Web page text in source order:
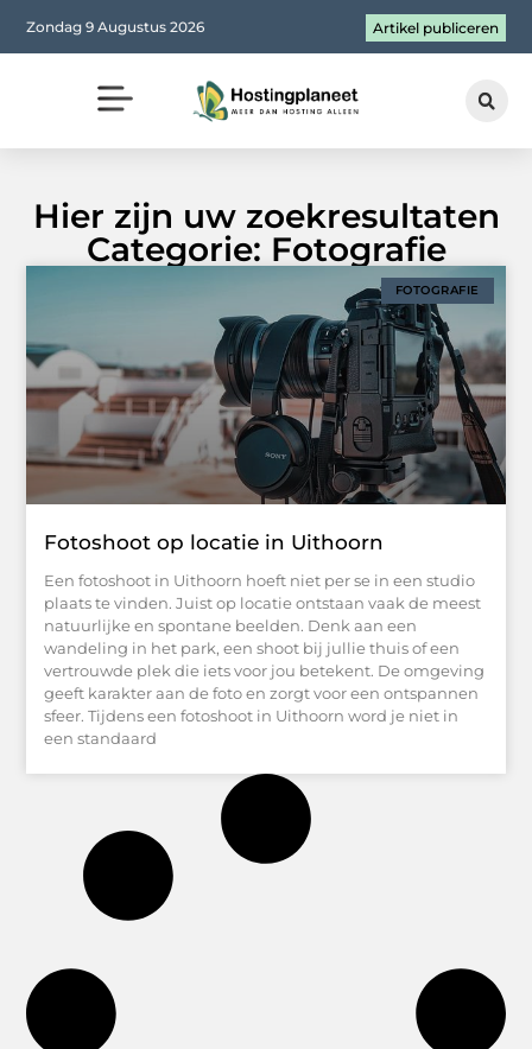
Zondag 9 Augustus 2026 Artikel publiceren
Hier zijn uw zoekresultaten
Categorie: Fotografie
FOTOGRAFIE
Fotoshoot op locatie in Uithoorn
Een fotoshoot in Uithoorn hoeft niet per se in een studio
plaats te vinden. Juist op locatie ontstaan vaak de meest
natuurlijke en spontane beelden. Denk aan een
wandeling in het park, een shoot bij jullie thuis of een
vertrouwde plek die iets voor jou betekent. De omgeving
geeft karakter aan de foto en zorgt voor een ontspannen
sfeer. Tijdens een fotoshoot in Uithoorn word je niet in
een standaard